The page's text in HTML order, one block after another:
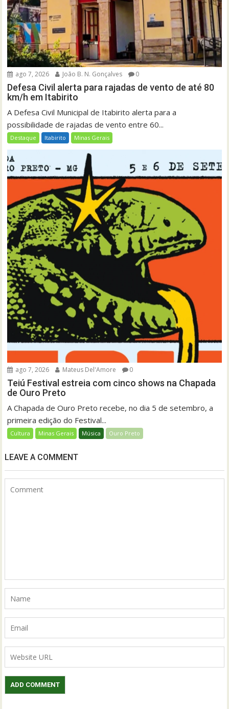
ago 7, 2026 João B. N. Gonçalves 0
Defesa Civil alerta para rajadas de vento de até 80
km/h em Itabirito
A Defesa Civil Municipal de Itabirito alerta para a
possibilidade de rajadas de vento entre 60...
Destaque Itabirito Minas Gerais
ago 7, 2026 Mateus Del'Amore 0
Teiú Festival estreia com cinco shows na Chapada
de Ouro Preto
A Chapada de Ouro Preto recebe, no dia 5 de setembro, a
primeira edição do Festival...
Cultura Minas Gerais Música Ouro Preto
LEAVE A COMMENT